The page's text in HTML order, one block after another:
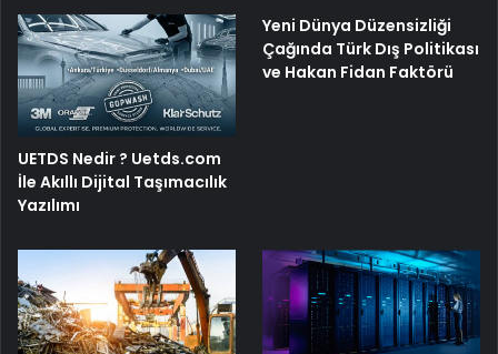
UETDS Nedir ? Uetds.com
İle Akıllı Dijital Taşımacılık
Yazılımı
Yeni Dünya Düzensizliği
Çağında Türk Dış Politikası
ve Hakan Fidan Faktörü